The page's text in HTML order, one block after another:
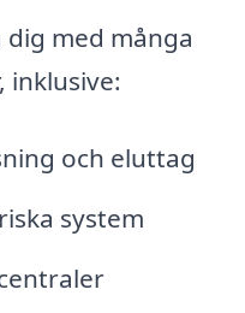
med många
inklusive:
och eluttag
system